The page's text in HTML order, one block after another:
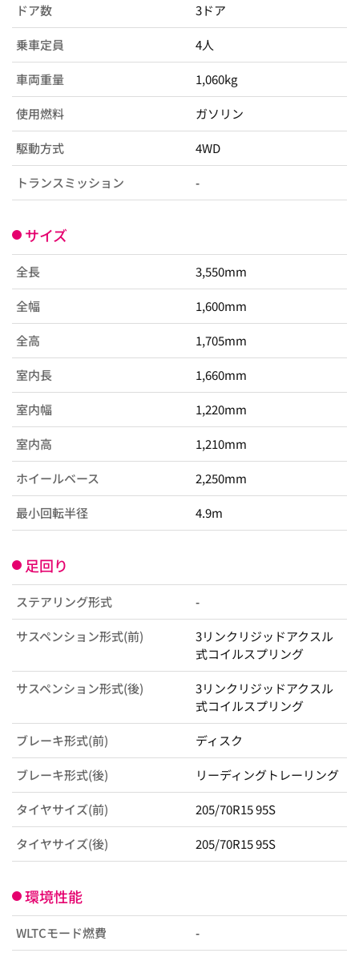
ドア数 3ドア
乗車定員 4人
車両重量 1,060kg
使用燃料 ガソリン
駆動方式 4WD
トランスミッション -
サイズ
全長 3,550mm
全幅 1,600mm
全高 1,705mm
室内長 1,660mm
室内幅 1,220mm
室内高 1,210mm
ホイールベース 2,250mm
最小回転半径 4.9m
足回り
ステアリング形式 -
サスペンション形式(前)
3リンクリジッドアクスル
式コイルスプリング
サスペンション形式(後)
3リンクリジッドアクスル
式コイルスプリング
ブレーキ形式(前) ディスク
ブレーキ形式(後) リーディングトレーリング
タイヤサイズ(前) 205/70R15 95S
タイヤサイズ(後) 205/70R15 95S
環境性能
WLTCモード燃費 -